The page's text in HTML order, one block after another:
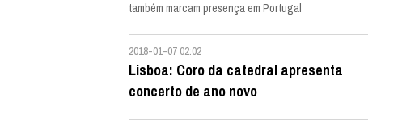
também marcam presença em Portugal
2018-01-07 02:02
Lisboa: Coro da catedral apresenta
concerto de ano novo